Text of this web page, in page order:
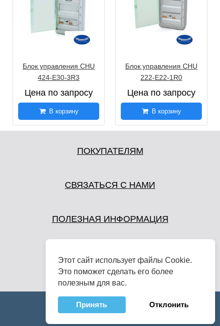
Блок управления CHU
424-E30-3R3
Цена по запросу
В корзину
Блок управления CHU
222-E22-1R0
Цена по запросу
В корзину
ПОКУПАТЕЛЯМ
СВЯЗАТЬСЯ С НАМИ
ПОЛЕЗНАЯ ИНФОРМАЦИЯ
Этот сайт использует файлы Cookie.
Это поможет сделать его более
полезным для вас.
Принять Отклонить